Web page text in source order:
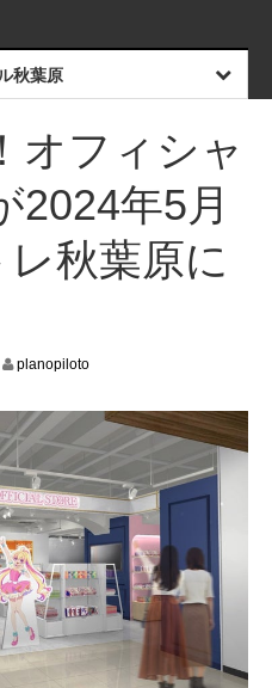
秋葉原
オフィシャ
2024年5月
秋葉原に
planopiloto